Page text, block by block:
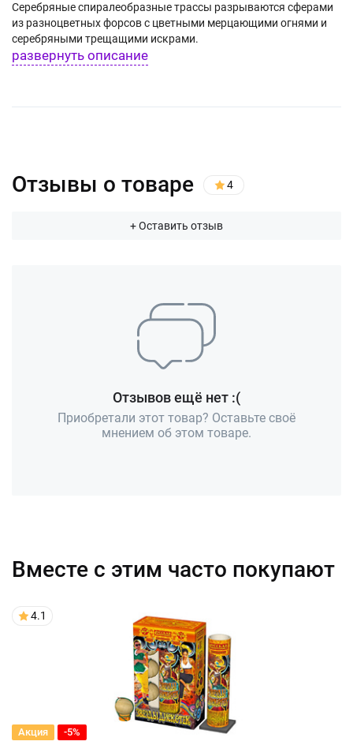
Серебряные спиралеобразные трассы разрываются сферами
из разноцветных форсов с цветными мерцающими огнями и
серебряными трещащими искрами.
развернуть описание
Отзывы о товаре 4
+ Оставить отзыв
Отзывов ещё нет :(
Приобретали этот товар? Оставьте своё
мнением об этом товаре.
Вместе с этим часто покупают
4.1
Акция -5%